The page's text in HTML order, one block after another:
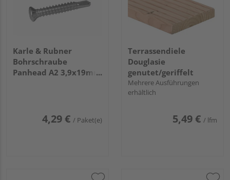
Karle & Rubner
Bohrschraube
Panhead A2 3,9x19mm
Terrassenlager
4,29 € / Paket(e)
Terrassendiele
Douglasie
genutet/geriffelt
Mehrere Ausführungen
erhältlich
5,49 € / lfm